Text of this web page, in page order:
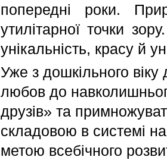
попередні роки.
утилітарної точки
унікальність, красу й
Уже з дошкільного
любов до
друзів» та
складовою в системі
метою всебічного